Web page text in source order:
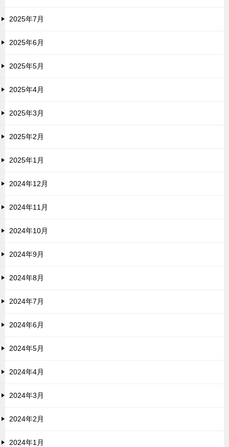
2025年7月
2025年6月
2025年5月
2025年4月
2025年3月
2025年2月
2025年1月
2024年12月
2024年11月
2024年10月
2024年9月
2024年8月
2024年7月
2024年6月
2024年5月
2024年4月
2024年3月
2024年2月
2024年1月